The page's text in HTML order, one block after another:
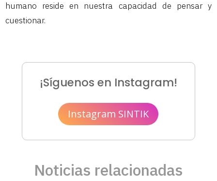
humano reside en nuestra capacidad de pensar y
cuestionar.
¡Síguenos en Instagram!
Instagram SINTIK
Noticias relacionadas